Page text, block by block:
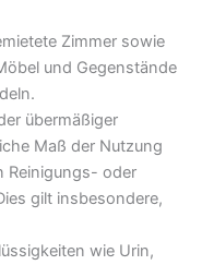
Zimmer sowie
und Gegenstände
übermäßiger
Maß der Nutzung
Reinigungs- oder
gilt insbesondere,
wie Urin,